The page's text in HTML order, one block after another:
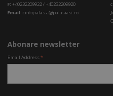
F: +40232209922 / +40232209920
Email: cinfopalas.a@palasiasi.ro
Abonare newsletter
Email Address*